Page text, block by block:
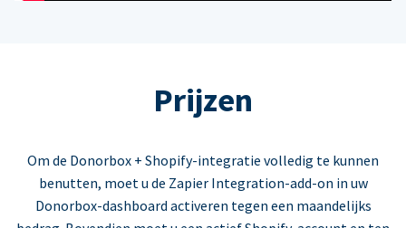
Prijzen
Om de Donorbox + Shopify-integratie volledig te kunnen
benutten, moet u de Zapier Integration-add-on in uw
Donorbox-dashboard activeren tegen een maandelijks